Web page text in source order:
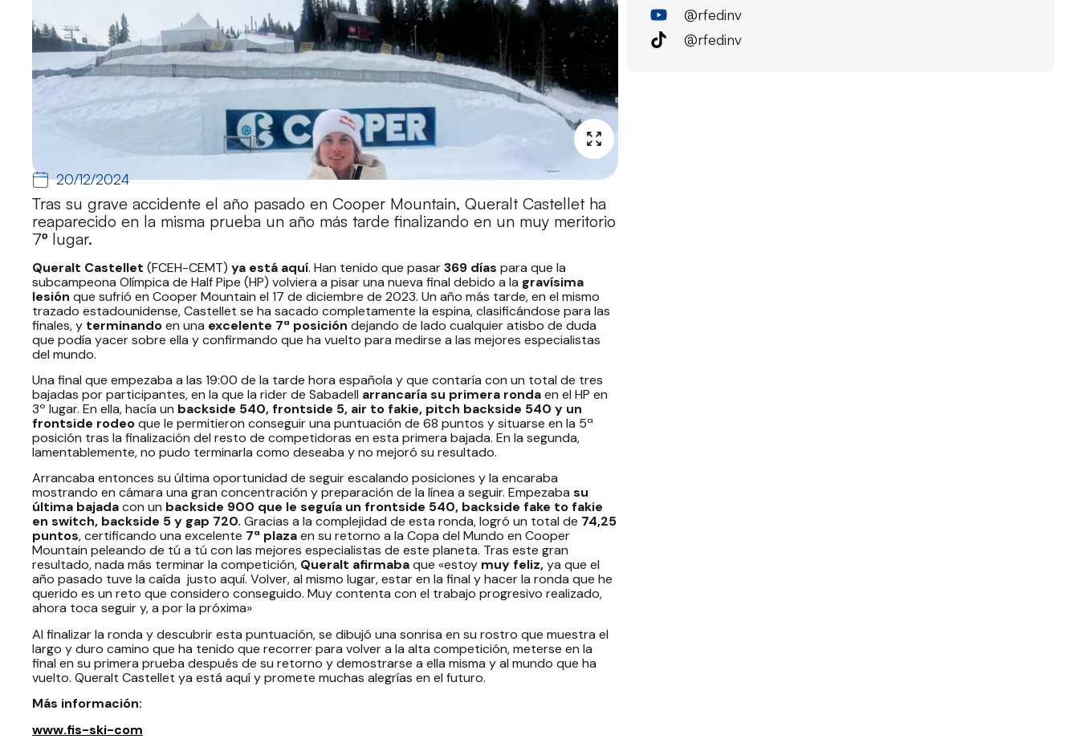
20/12/2024
Tras su grave accidente el año pasado en Cooper Mountain, Queralt Castellet ha
reaparecido en la misma prueba un año más tarde finalizando en un muy meritorio
7º lugar.
Queralt Castellet (FCEH-CEMT) ya está aquí. Han tenido que pasar369 días para que la
subcampeona Olímpica de Half Pipe (HP) volviera a pisar una nueva final debido a la gravísima
lesión que sufrió en Cooper Mountain el 17 de diciembre de 2023. Un año más tarde, en el mismo
trazado estadounidense, Castellet se ha sacado completamente la espina, clasificándose para las
finales, y terminandoen una excelente 7ª posición dejando de lado cualquier atisbo de duda
que podía yacer sobre ella y confirmando que ha vuelto para medirse a las mejores especialistas
del mundo.
Una final que empezaba a las 19:00 de la tarde hora española y que contaría con un total de tres
bajadas por participantes, en la que la rider de Sabadell arrancaría su primera rondaen el HP en
3º lugar. En ella, hacía un backside 540, frontside 5, air to fakie, pitch backside 540 y un
frontside rodeoque le permitieron conseguir una puntuación de 68 puntos y situarse en la 5ª
posición tras la finalización del resto de competidoras en esta primera bajada. En la segunda,
lamentablemente, no pudo terminarla como deseaba y no mejoró su resultado.
Arrancaba entonces su última oportunidad de seguir escalando posiciones y la encaraba
mostrando en cámara una gran concentración y preparación de la línea a seguir. Empezaba su
última bajadacon un backside 900 que le seguía un frontside 540, backside fake to fakie
en switch, backside 5 y gap 720. Gracias a la complejidad de esta ronda, logró un total de 74,25
puntos, certificando una excelente 7ª plazaen su retorno a la Copa del Mundo en Cooper
Mountain peleando de tú a tú con las mejores especialistas de este planeta. Tras este gran
resultado, nada más terminar la competición, Queralt afirmabaque «estoy muy feliz,ya que el
año pasado tuve la caída justo aquí. Volver, al mismo lugar, estar en la final y hacer la ronda que he
querido es un reto que considero conseguido. Muy contenta con el trabajo progresivo realizado,
ahora toca seguir y, a por la próxima»
Al finalizar la ronda y descubrir esta puntuación, se dibujó una sonrisa en su rostro que muestra el
largo y duro camino que ha tenido que recorrer para volver a la alta competición, meterse en la
final en su primera prueba después de su retorno y demostrarse a ella misma y al mundo que ha
vuelto. Queralt Castellet ya está aquí y promete muchas alegrías en el futuro.
Más información:
www.fis-ski-com
@rfedinv
@rfedinv